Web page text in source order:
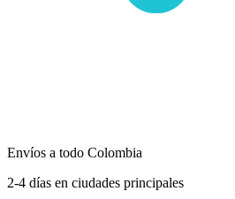
Envíos a todo Colombia
2-4 días en ciudades principales